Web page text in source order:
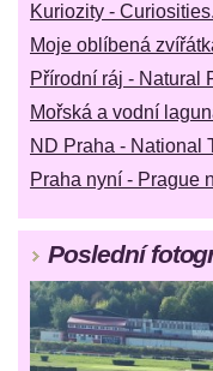
Kuriozity -
Moje oblíbená
Přírodní ráj - Natural
Mořská a vodní
ND Praha - National
Praha nyní - Prague
Poslední